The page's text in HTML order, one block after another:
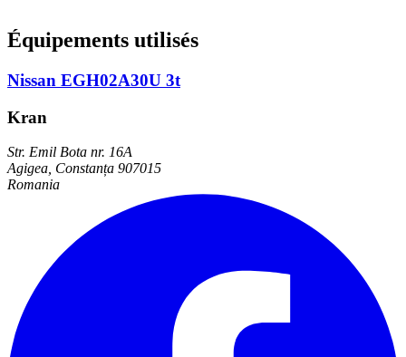
Équipements utilisés
Nissan EGH02A30U 3t
Kran
Str. Emil Bota nr. 16A
Agigea, Constanța 907015
Romania